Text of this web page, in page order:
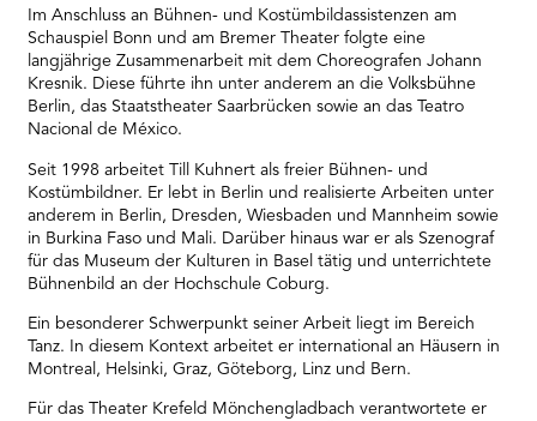
Im Anschluss an Bühnen- und Kostümbildassistenzen am
Schauspiel Bonn und am Bremer Theater folgte eine
langjährige Zusammenarbeit mit dem Choreografen Johann
Kresnik. Diese führte ihn unter anderem an die Volksbühne
Berlin, das Staatstheater Saarbrücken sowie an das Teatro
Nacional de México.
Seit 1998 arbeitet Till Kuhnert als freier Bühnen- und
Kostümbildner. Er lebt in Berlin und realisierte Arbeiten unter
anderem in Berlin, Dresden, Wiesbaden und Mannheim sowie
in Burkina Faso und Mali. Darüber hinaus war er als Szenograf
für das Museum der Kulturen in Basel tätig und unterrichtete
Bühnenbild an der Hochschule Coburg.
Ein besonderer Schwerpunkt seiner Arbeit liegt im Bereich
Tanz. In diesem Kontext arbeitet er international an Häusern in
Montreal, Helsinki, Graz, Göteborg, Linz und Bern.
Für das Theater Krefeld Mönchengladbach verantwortete er